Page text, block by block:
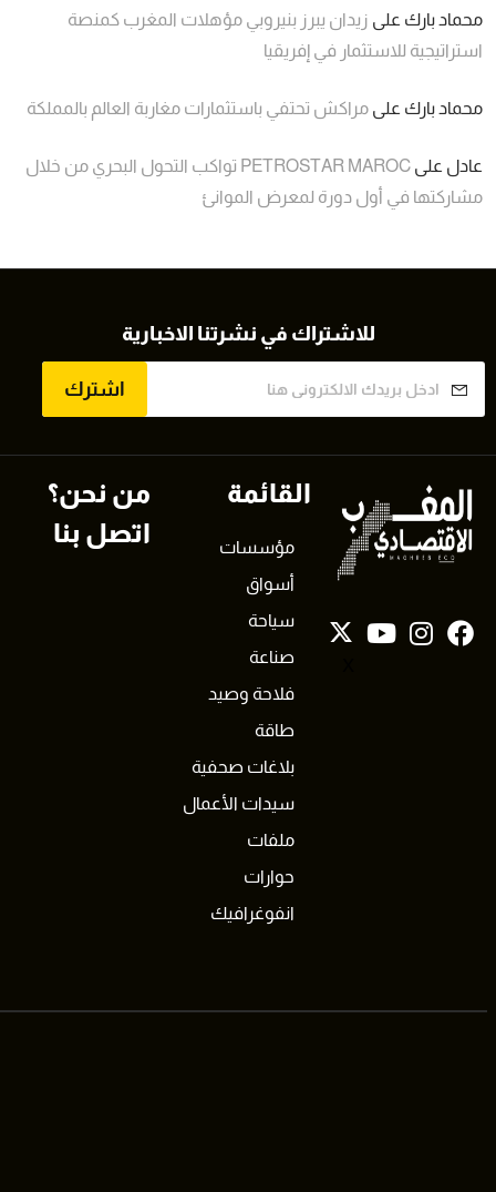
محماد بارك على زيدان يبرز بنيروبي مؤهلات المغرب كمنصة
استراتيجية للاستثمار في إفريقيا
محماد بارك على مراكش تحتفي باستثمارات مغاربة العالم بالمملكة
عادل على
PETROSTAR MAROC تواكب التحول البحري من خلال
مشاركتها في أول دورة لمعرض الموانئ
للاشتراك في نشرتنا الاخبارية
اشترك
القائمة
مؤسسات
أسواق
سياحة
صناعة
فلاحة وصيد
طاقة
بلاغات صحفية
سيدات الأعمال
ملفات
حوارات
انفوغرافيك
من نحن؟
اتصل بنا